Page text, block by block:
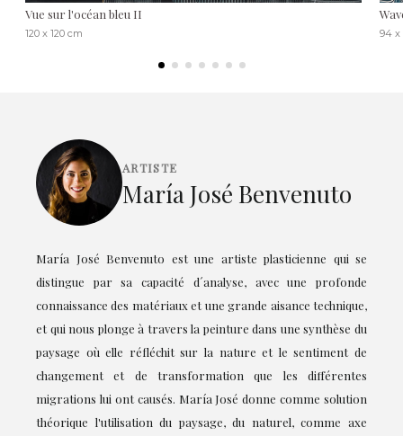
Vue sur l'océan bleu II
120 x 120 cm 94 x
ARTISTE
María José Benvenuto
María José Benvenuto est une artiste plasticienne qui se
distingue par sa capacité d´analyse, avec une profonde
connaissance des matériaux et une grande aisance technique,
et qui nous plonge à travers la peinture dans une synthèse du
paysage où elle réfléchit sur la nature et le sentiment de
changement et de transformation que les différentes
migrations lui ont causés. María José donne comme solution
théorique l'utilisation du paysage, du naturel, comme axe